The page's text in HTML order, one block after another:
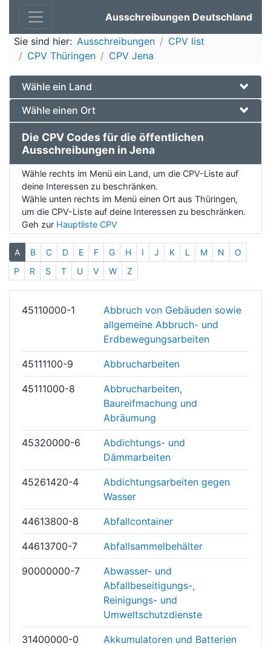
Ausschreibungen Deutschland
Sie sind hier: Ausschreibungen
CPV list
CPV Thüringen
CPV Jena
Wähle ein Land
Wähle einen Ort
Die CPV Codes für die öffentlichen
Ausschreibungen in Jena
Wähle rechts im Menü ein Land, um die CPV-Liste auf
deine Interessen zu beschränken.
Wähle unten rechts im Menü einen Ort aus Thüringen,
um die CPV-Liste auf deine Interessen zu beschränken.
Geh zur Hauptliste CPV
A B C D E F G H I J K L M N
O
P
R S T U V W Z
45110000-1
Abbruch von Gebäuden sowie
allgemeine Abbruch- und
Erdbewegungsarbeiten
45111100-9 Abbrucharbeiten
45111000-8
Abbrucharbeiten,
Baureifmachung und
Abräumung
45320000-6
Abdichtungs- und
Dämmarbeiten
45261420-4
Abdichtungsarbeiten gegen
Wasser
44613800-8 Abfallcontainer
44613700-7 Abfallsammelbehälter
90000000-7
Abwasser- und
Abfallbeseitigungs-,
Reinigungs- und
Umweltschutzdienste
31400000-0 Akkumulatoren und Batterien